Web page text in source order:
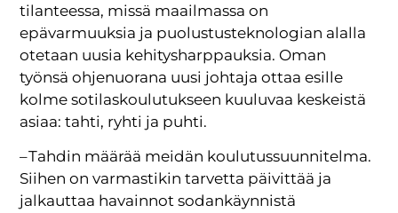
tilanteessa, missä maailmassa on
epävarmuuksia ja puolustusteknologian alalla
otetaan uusia kehitysharppauksia. Oman
työnsä ohjenuorana uusi johtaja ottaa esille
kolme sotilaskoulutukseen kuuluvaa keskeistä
asiaa: tahti, ryhti ja puhti.
– Tahdin määrää meidän koulutussuunnitelma.
Siihen on varmastikin tarvetta päivittää ja
jalkauttaa havainnot sodankäynnistä